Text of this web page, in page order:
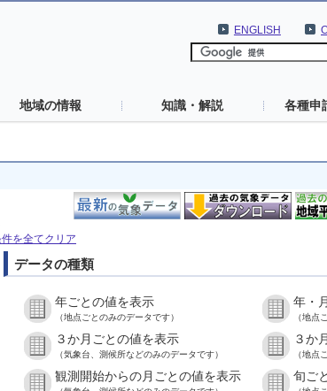
ENGLISH
地域の情報 知識・解説 各種申
を全てクリア
データの種類
年ごとの値を表示
（地点ごとのみのデータです）
年・
（地点
３か月ごとの値を表示
（気象台、測候所などのみのデータです）
３か
（地点
観測開始からの月ごとの値を表示 旬ご